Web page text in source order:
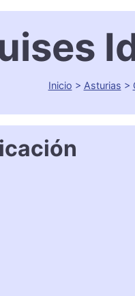
Inicio > Asturias >